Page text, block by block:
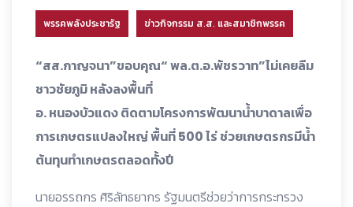
พรรคพลังประชารัฐ ข่าวกิจกรรม ส.ส. และสมาชิกพรรค
“สส.กาญจนา”ขอบคุณ“ พล.ต.อ.พัชรวาท”ไม่เคยลืม
ชาวชัยภูมิ หลังลงพื้นที่
อ. หนองบัวแดง ติดตามโครงการพัฒนาน้ำบาดาลเพื่อ
การเกษตรแปลงใหญ่ พื้นที่ 500 ไร่ ช่วยเกษตรกรมีน้ำ
ต้นทุนทำเกษตรตลอดทั้งปี
นายอรรถกร ศิริลัทธยากร รัฐมนตรีช่วยว่าการกระทรวง